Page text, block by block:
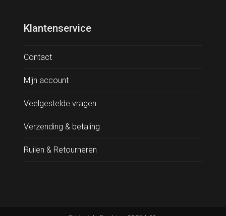
Klantenservice
Contact
Mijn account
Veelgestelde vragen
Verzending & betaling
Ruilen & Retourneren